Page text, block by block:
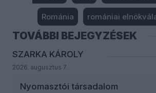
Románia romániai
TOVÁBBI BEJEGYZÉSEK
SZARKA KÁROLY
2026. augusztus 7.
Nyomasztói társadalom